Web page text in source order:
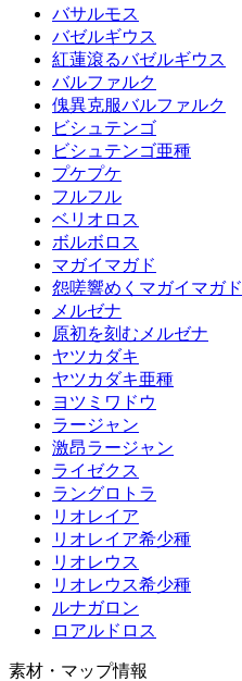
バサルモス
バゼルギウス
紅蓮滾るバゼルギウス
バルファルク
傀異克服バルファルク
ビシュテンゴ
ビシュテンゴ亜種
プケプケ
フルフル
ベリオロス
ボルボロス
マガイマガド
怨嗟響めくマガイマガド
メルゼナ
原初を刻むメルゼナ
ヤツカダキ
ヤツカダキ亜種
ヨツミワドウ
ラージャン
激昂ラージャン
ライゼクス
ラングロトラ
リオレイア
リオレイア希少種
リオレウス
リオレウス希少種
ルナガロン
ロアルドロス
素材・マップ情報